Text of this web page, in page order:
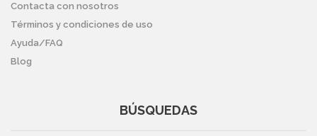
Contacta con nosotros
Términos y condiciones de uso
Ayuda/FAQ
Blog
BÚSQUEDAS